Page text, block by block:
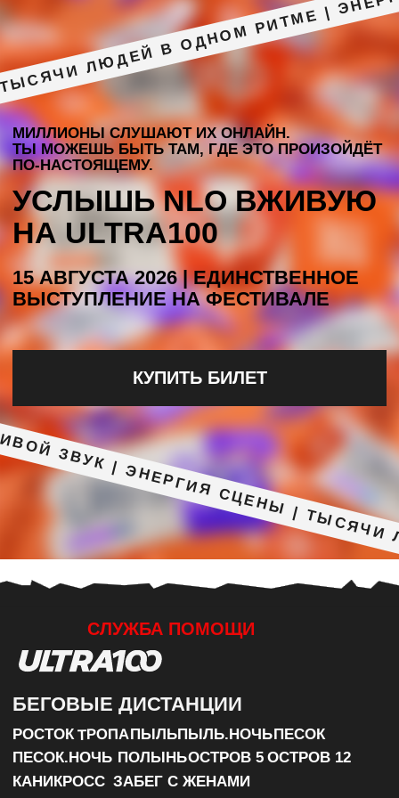
© 2015-2025 ООО «УЛЬТРА-100». ВСЕ ПРАВА ЗАЩИЩЕНЫ
ДОГОВОР ОФЕРТЫ
ТОВАРНЫЙ ЗНАК
ПОЛИТИКА КОНФИДЕНЦИАЛЬНОСТИ
ПОЛЬЗОВАТЕЛЬСКОЕ СОГЛАШЕНИЕ
СОЦИАЛЬНЫЕ СЕТИ